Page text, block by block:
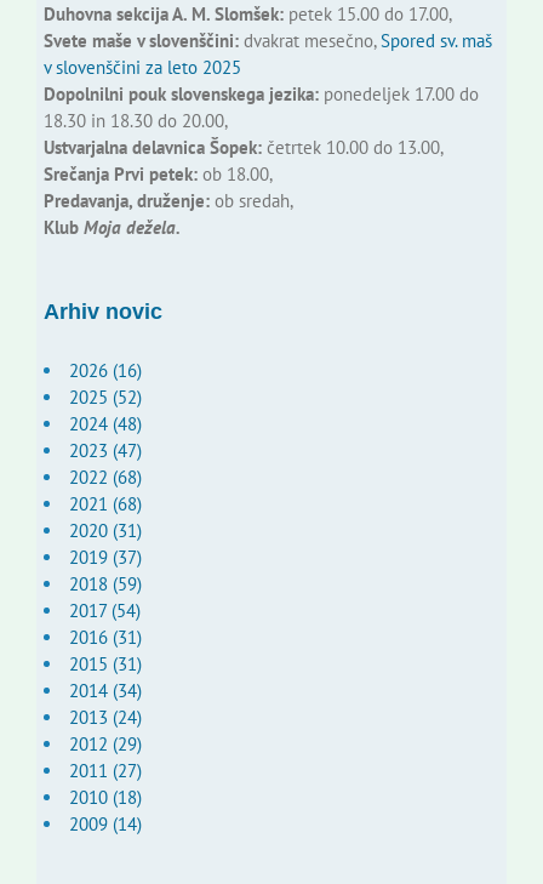
Duhovna sekcija A. M. Slomšek:petek 15.00 do 17.00,
Svete maše v slovenščini:dvakrat mesečno,Spored sv. maš
v slovenščini za leto 2025
Dopolnilni pouk slovenskega jezika:ponedeljek 17.00 do
18.30 in 18.30 do 20.00,
Ustvarjalna delavnica Šopek:četrtek 10.00 do 13.00,
Srečanja Prvi petek:ob 18.00,
Predavanja, druženje:ob sredah,
Klub Moja dežela.
Arhiv novic
2026 (16)
2025 (52)
2024 (48)
2023 (47)
2022 (68)
2021 (68)
2020 (31)
2019 (37)
2018 (59)
2017 (54)
2016 (31)
2015 (31)
2014 (34)
2013 (24)
2012 (29)
2011 (27)
2010 (18)
2009 (14)